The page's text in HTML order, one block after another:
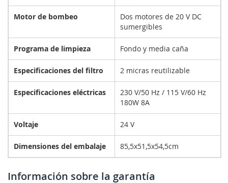
Motor de bombeo
Dos motores de 20 V DC
sumergibles
Programa de limpieza Fondo y media caña
Especificaciones del filtro 2 micras reutilizable
Especificaciones eléctricas
230 V/50 Hz / 115 V/60 Hz
180W 8A
Voltaje 24 V
Dimensiones del embalaje 85,5x51,5x54,5cm
Información sobre la garantía